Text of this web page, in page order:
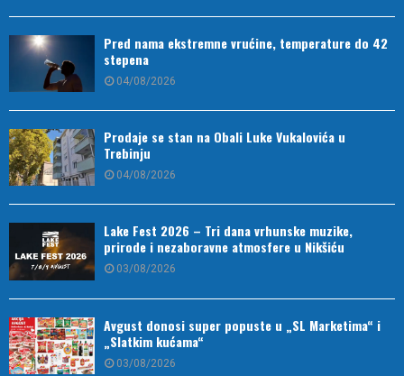
Pred nama ekstremne vrućine, temperature do 42
stepena
04/08/2026
Prodaje se stan na Obali Luke Vukalovića u
Trebinju
04/08/2026
Lake Fest 2026 – Tri dana vrhunske muzike,
prirode i nezaboravne atmosfere u Nikšiću
03/08/2026
Avgust donosi super popuste u „SL Marketima“ i
„Slatkim kućama“
03/08/2026